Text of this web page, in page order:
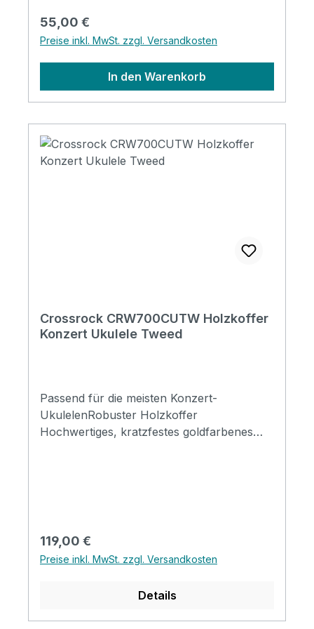
Regulärer Preis:
55,00 €
Preise inkl. MwSt. zzgl. Versandkosten
In den Warenkorb
Crossrock CRW700CUTW Holzkoffer
Konzert Ukulele Tweed
Passend für die meisten Konzert-
UkulelenRobuster Holzkoffer
Hochwertiges, kratzfestes goldfarbenes
Regulärer Preis:
119,00 €
Preise inkl. MwSt. zzgl. Versandkosten
Details